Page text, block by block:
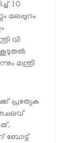
10
മലപ്പുറം
വി
മന്ത്രി
പ്രത്യേക
ബോട്ട്